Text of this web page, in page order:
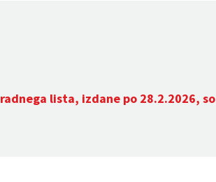
lista, izdane po 28.2.2026, so